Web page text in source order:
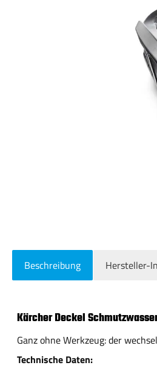
Beschreibung Hersteller-
Kärcher Deckel
Ganz ohne Werkzeug: der
Technische Daten: